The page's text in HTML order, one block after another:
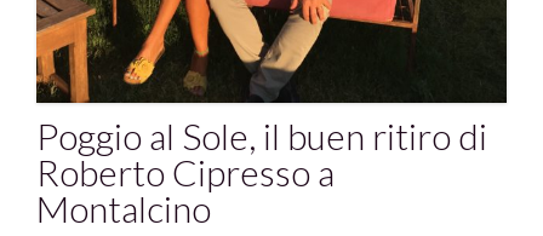
Poggio al Sole, il buen ritiro di
Roberto Cipresso a
Montalcino